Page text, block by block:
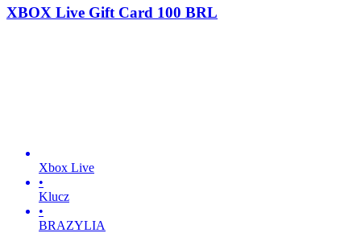
XBOX Live Gift Card 100 BRL
Xbox Live
•
Klucz
•
BRAZYLIA